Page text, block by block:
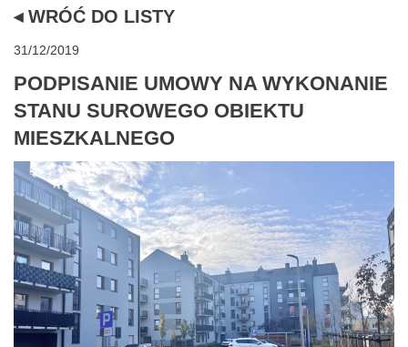
◂ WRÓĆ DO LISTY
31/12/2019
PODPISANIE UMOWY NA WYKONANIE
STANU SUROWEGO OBIEKTU
MIESZKALNEGO